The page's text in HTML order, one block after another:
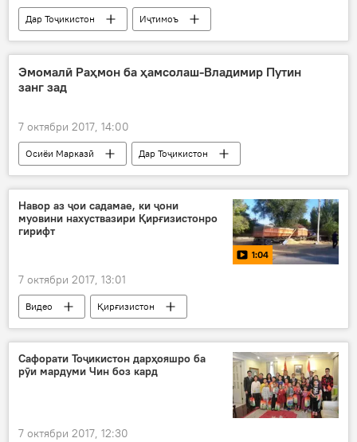
Дар Тоҷикистон
Иҷтимоъ
Ҳамаи хабарҳо
Эмомалӣ Раҳмон
Нуриддин Раҳмон
Эмомалӣ Раҳмон ба ҳамсолаш-Владимир Путин
занг зад
7 октябри 2017, 14:00
Осиёи Марказӣ
Дар Тоҷикистон
Сиёсат
Ҳамаи хабарҳо
табрикот
зодрӯз Дар Русия
Навор аз ҷои садамае, ки ҷони
муовини нахуствазири Қирғизистонро
гирифт
1:04
7 октябри 2017, 13:01
Видео
Қирғизистон
Темур Ҷумъақодиров
садама
Сафорати Тоҷикистон дарҳояшро ба
рӯи мардуми Чин боз кард
7 октябри 2017, 12:30